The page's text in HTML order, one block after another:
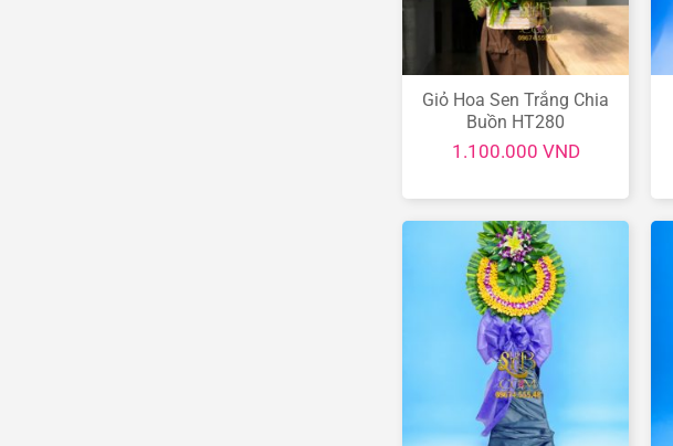
Giỏ Hoa Sen Trắng Chia
Buồn HT280
1.100.000 VND